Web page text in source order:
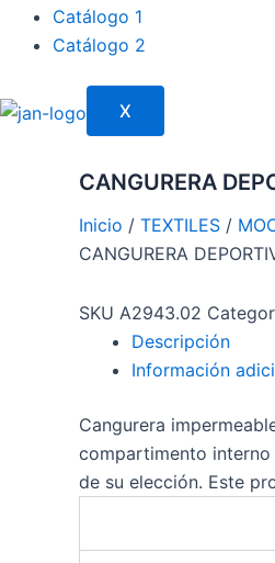
Catálogo 1
Catálogo 2
X
CANGURERA
Inicio / TEXTILES /
CANGURERA
SKU A2943.02
Descripción
Información
Cangurera
compartimento
de su elección. Este